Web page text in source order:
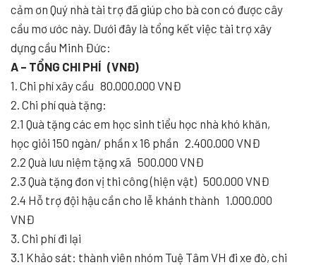
cảm ơn Quý nhà tài trợ đã giúp cho bà con có được cây
cầu mơ ước này. Dưới đây là tổng kết việc tài trợ xây
dựng cầu Minh Đức:
A – TỔNG CHI PHÍ (VNĐ)
1. Chi phí xây cầu 80.000.000 VNĐ
2. Chi phí quà tặng:
2.1 Quà tặng các em học sinh tiểu học nhà khó khăn,
học giỏi 150 ngàn/ phần x 16 phần 2.400.000 VNĐ
2.2 Quà lưu niệm tặng xã 500.000 VNĐ
2.3 Quà tặng đơn vị thi công (hiện vật) 500.000 VNĐ
2.4 Hỗ trợ đội hậu cần cho lễ khánh thành 1.000.000
VNĐ
3. Chi phí đi lại
3.1 Khảo sát: thành viên nhóm Tuệ Tâm VH đi xe đò, chi